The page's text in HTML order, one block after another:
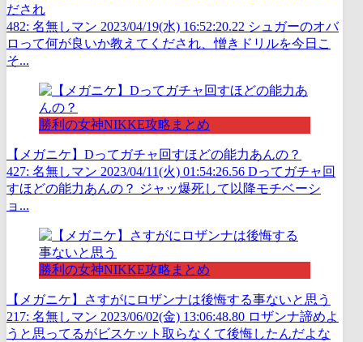
だされ
482: 名無しマン 2023/04/19(水) 16:52:20.22 シュガーのオバ
ロって何が良いか教えてくだされ、憎きドリルを今日こ
そ...
勝利の女神NIKKE攻略まとめ
【メガニケ】Dってガチャ回すほどの能力あんの？
427: 名無しマン 2023/04/11(火) 01:54:26.56 Dってガチャ回
すほどの能力あんの？ ジャッ爆死して以降モチベーシ
ョ...
勝利の女神NIKKE攻略まとめ
【メガニケ】さすがにロザンナは後悔する事ないと思う
217: 名無しマン 2023/06/02(金) 13:06:48.80 ロザンナ諦めよ
うと思ってるがビスケット取らなくて後悔したんだよな